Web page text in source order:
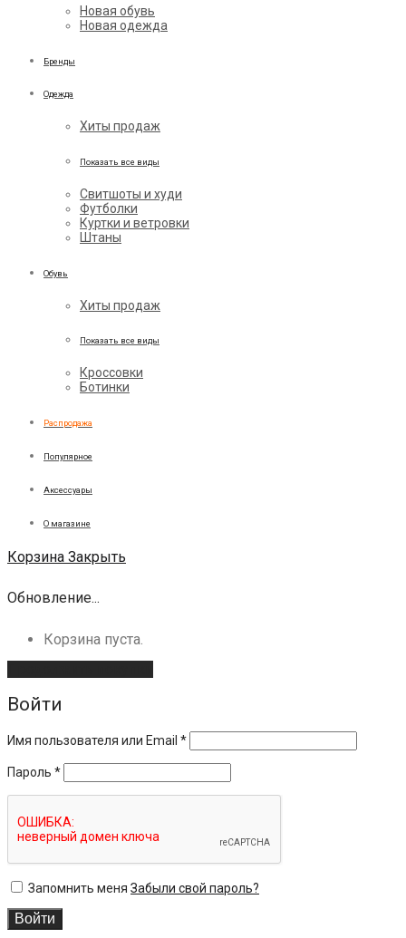
Новая обувь
Новая одежда
Бренды
Одежда
Хиты продаж
Показать все виды
Свитшоты и худи
Футболки
Куртки и ветровки
Штаны
Обувь
Хиты продаж
Показать все виды
Кроссовки
Ботинки
Распродажа
Популярное
Аксессуары
О магазине
Корзина Закрыть
Обновление...
Корзина пуста.
Войти
Имя пользователя или Email *
Пароль *
Запомнить меня Забыли свой пароль?
Войти